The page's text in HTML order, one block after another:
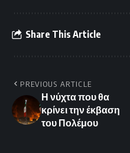
Share This Article
PREVIOUS ARTICLE
Η νύχτα που θα
κρίνει την έκβαση
του Πολέμου